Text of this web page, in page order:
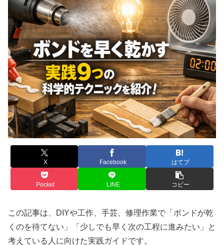
X Facebook はてブ
Pocket LINE コピー
この記事は、DIYや工作、手芸、修理作業で「ボンドが乾
くのを待てない」「少しでも早く次の工程に進みたい」と
考えている人に向けた実践ガイドです。